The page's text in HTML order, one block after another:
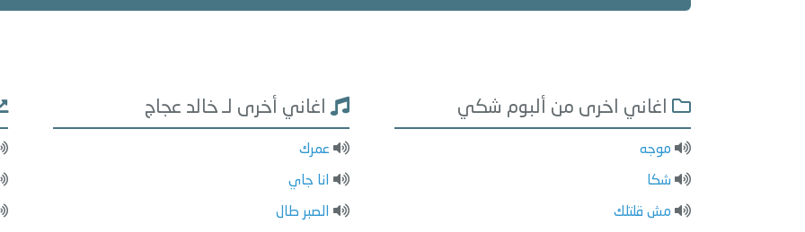
اغاني اخرى من ألبوم شكي
موجه
شكا
مش قلتلك
اغاني أخرى لـ خالد عجاج
عمرك
انا جاي
الصبر طال